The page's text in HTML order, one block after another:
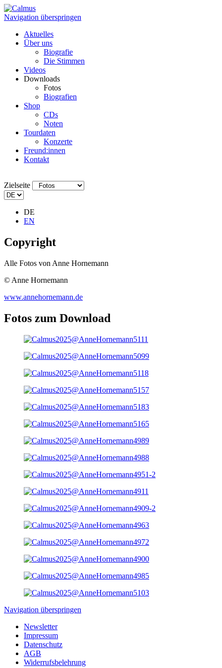
Navigation überspringen
Aktuelles
Über uns
Biografie
Die Stimmen
Videos
Downloads
Fotos
Biografien
Shop
CDs
Noten
Tourdaten
Konzerte
Freund:innen
Kontakt
Zielseite
DE
EN
Copyright
Alle Fotos von Anne Hornemann
© Anne Hornemann
www.annehornemann.de
Fotos zum Download
Navigation überspringen
Newsletter
Impressum
Datenschutz
AGB
Widerrufsbelehrung